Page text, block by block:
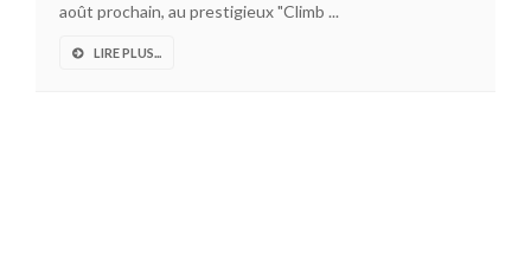
août prochain, au prestigieux "Climb ...
LIRE PLUS...